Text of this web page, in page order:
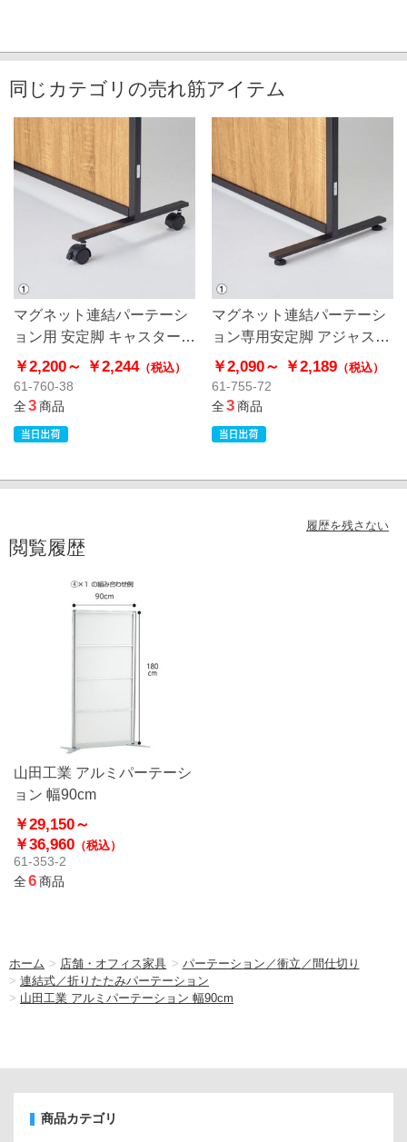
同じカテゴリの売れ筋アイテム
マグネット連結パーテーシ
ョン用 安定脚 キャスター付
き
￥2,200～ ￥2,244（税込）
61-760-38
全3商品
マグネット連結パーテーシ
ョン専用安定脚 アジャスタ
ー付き
￥2,090～ ￥2,189（税込）
61-755-72
全3商品
履歴を残さない
閲覧履歴
山田工業 アルミパーテーシ
ョン 幅90cm
￥29,150～
￥36,960 （税込）
61-353-2
全6商品
ホーム > 店舗・オフィス家具 > パーテーション／衝立／間仕切り
> 連結式／折りたたみパーテーション
> 山田工業 アルミパーテーション 幅90cm
商品カテゴリ